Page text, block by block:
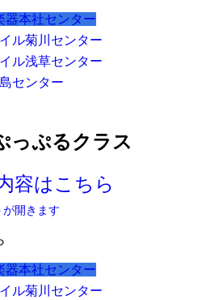
器本社センター
ル菊川センター
ル浅草センター
センター
っぷるクラス
容はこちら
が開きます
器本社センター
ル菊川センター